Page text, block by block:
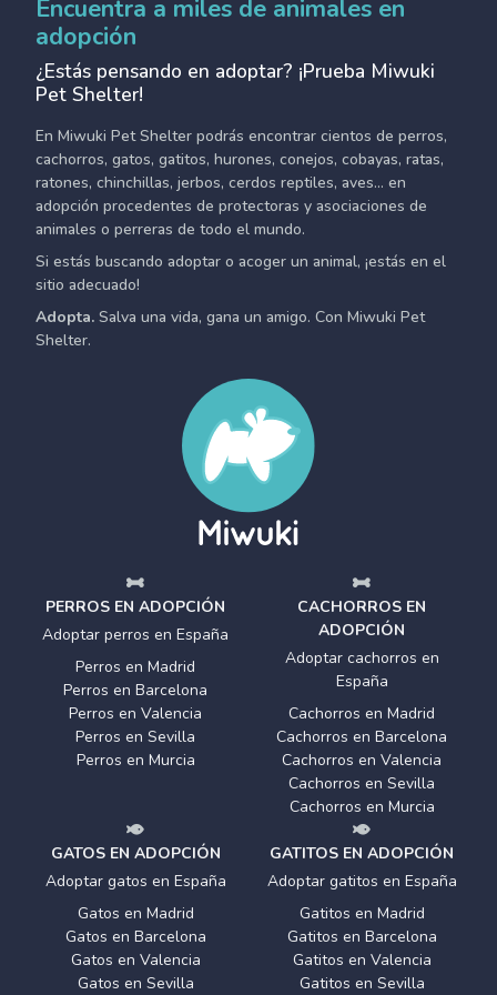
Encuentra a miles de animales en
adopción
¿Estás pensando en adoptar? ¡Prueba Miwuki
Pet Shelter!
En Miwuki Pet Shelter podrás encontrar cientos de perros,
cachorros, gatos, gatitos, hurones, conejos, cobayas, ratas,
ratones, chinchillas, jerbos, cerdos reptiles, aves... en
adopción procedentes de protectoras y asociaciones de
animales o perreras de todo el mundo.
Si estás buscando adoptar o acoger un animal, ¡estás en el
sitio adecuado!
Adopta. Salva una vida, gana un amigo. Con Miwuki Pet
Shelter.
PERROS EN ADOPCIÓN
Adoptar perros en España
Perros en Madrid
Perros en Barcelona
Perros en Valencia
Perros en Sevilla
Perros en Murcia
CACHORROS EN
ADOPCIÓN
Adoptar cachorros en
España
Cachorros en Madrid
Cachorros en Barcelona
Cachorros en Valencia
Cachorros en Sevilla
Cachorros en Murcia
GATOS EN ADOPCIÓN
Adoptar gatos en España
Gatos en Madrid
Gatos en Barcelona
Gatos en Valencia
Gatos en Sevilla
GATITOS EN ADOPCIÓN
Adoptar gatitos en España
Gatitos en Madrid
Gatitos en Barcelona
Gatitos en Valencia
Gatitos en Sevilla